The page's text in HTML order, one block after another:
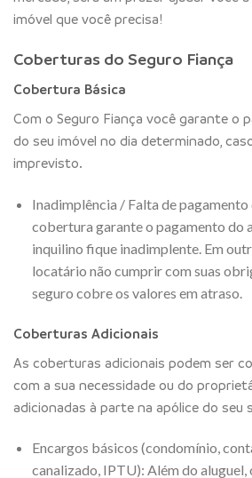
imóvel que você precisa!
Coberturas do Seguro Fiança
Cobertura Básica
Com o Seguro Fiança você garante o
do seu imóvel no dia determinado,
imprevisto.
Inadimplência / Falta de pagamento
cobertura garante o pagamento do
inquilino fique inadimplente. Em
locatário não cumprir com suas
seguro cobre os valores em atraso.
Coberturas Adicionais
As coberturas adicionais podem ser
com a sua necessidade ou do
adicionadas à parte na apólice do seu
Encargos básicos (condomínio,
canalizado, IPTU): Além do aluguel,